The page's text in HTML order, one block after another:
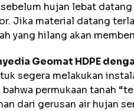
hujan lebat
Jika material datang
yang hilang akan
Geomat HDPE
segera melakukan
permukaan tanah
dari gerusan air hujan